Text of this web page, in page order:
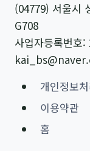
(04779) 서울시
G708
사업자등록번호
개인정보
이용약관
홈